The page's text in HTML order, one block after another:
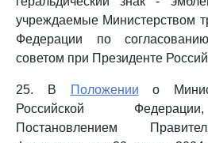
учреждаемые Министерством
Федерации по
советом при Президенте
25. В Положении о
Российской
Постановлением